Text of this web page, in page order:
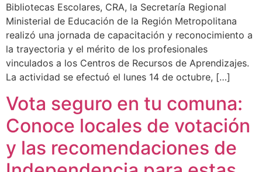
Bibliotecas Escolares, CRA, la Secretaría Regional
Ministerial de Educación de la Región Metropolitana
realizó una jornada de capacitación y reconocimiento a
la trayectoria y el mérito de los profesionales
vinculados a los Centros de Recursos de Aprendizajes.
La actividad se efectuó el lunes 14 de octubre, […]
Vota seguro en tu comuna:
Conoce locales de votación
y las recomendaciones de